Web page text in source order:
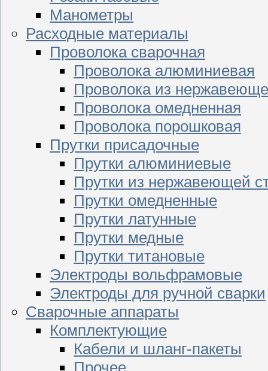
Манометры
Расходные материалы
Проволока сварочная
Проволока алюминиевая
Проволока из
Проволока омедненная
Проволока порошковая
Прутки присадочные
Прутки алюминиевые
Прутки из нержавеющей
Прутки омедненные
Прутки латунные
Прутки медные
Прутки титановые
Электроды вольфрамовые
Электроды для ручной сварки
Сварочные аппараты
Комплектующие
Кабели и шланг-пакеты
Прочее